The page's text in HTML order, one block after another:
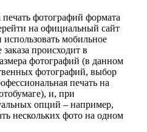
фотографий формата
на официальный сайт
мобильное
происходит в
фотографий (в данном
фотографий, выбор
печать на
и, при
опций – например,
нескольких фото на одном